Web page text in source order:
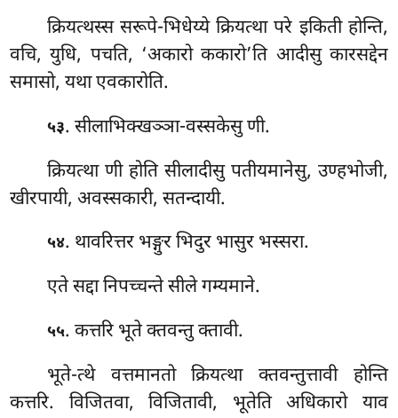
क्रियत्थस्ससरूपे-भिधेय्ये क्रियत्था परे इकिती होन्ति,
वचि, युधि, पचति, ‘अकारो ककारो’ति आदीसु कारसद्देन
समासो, यथा एवकारोति.
५३. सीलाभिक्खञ्ञा-वस्सकेसु णी.
क्रियत्था णी होति सीलादीसु पतीयमानेसु, उण्हभोजी,
खीरपायी, अवस्सकारी, सतन्दायी.
५४. थावरित्तर भङ्गुर भिदुर भासुर भस्सरा.
एते सद्दा निपच्चन्ते सीले गम्यमाने.
५५. कत्तरि भूते क्तवन्तु क्तावी.
भूते-त्थे वत्तमानतो क्रियत्था क्तवन्तुत्तावी होन्ति
कत्तरि. विजितवा, विजितावी, भूतेति अधिकारो याव